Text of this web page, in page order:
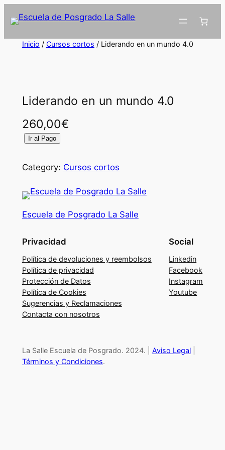
Inicio / Cursos cortos / Liderando en un mundo 4.0
Liderando en un mundo 4.0
260,00€
d
r
n
o
e
n
u
n
m
d
o
Ir al Pago
Category: Cursos cortos
Escuela de Posgrado La Salle
Privacidad
Política de devoluciones y reembolsos
Política de privacidad
Protección de Datos
Política de Cookies
Sugerencias y Reclamaciones
Contacta con nosotros
Social
Linkedin
Facebook
Instagram
Youtube
La Salle Escuela de Posgrado. 2024. | Aviso Legal|
Términos y Condiciones.